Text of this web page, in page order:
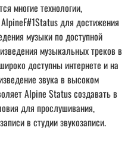
многие технологии,
для достижения
музыки по доступной
музыкальных треков в
доступны интернете и на
звука в высоком
Alpine Status создавать в
для прослушивания,
в студии звукозаписи.